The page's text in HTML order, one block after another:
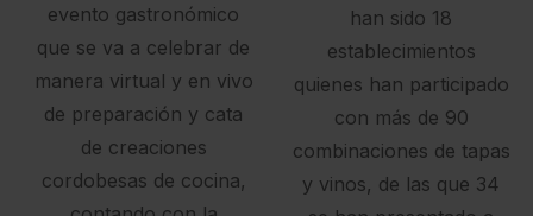
evento gastronómico
que se va a celebrar de
manera virtual y en vivo
de preparación y cata
de creaciones
cordobesas de cocina,
han sido 18
establecimientos
quienes han participado
con más de 90
combinaciones de tapas
y vinos, de las que 34